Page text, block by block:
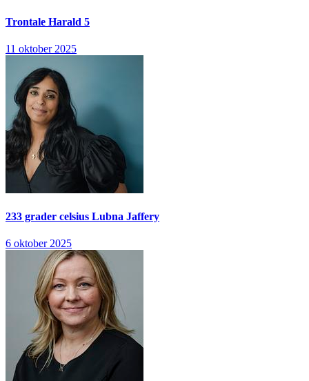
Trontale Harald 5
11 oktober 2025
233 grader celsius Lubna Jaffery
6 oktober 2025